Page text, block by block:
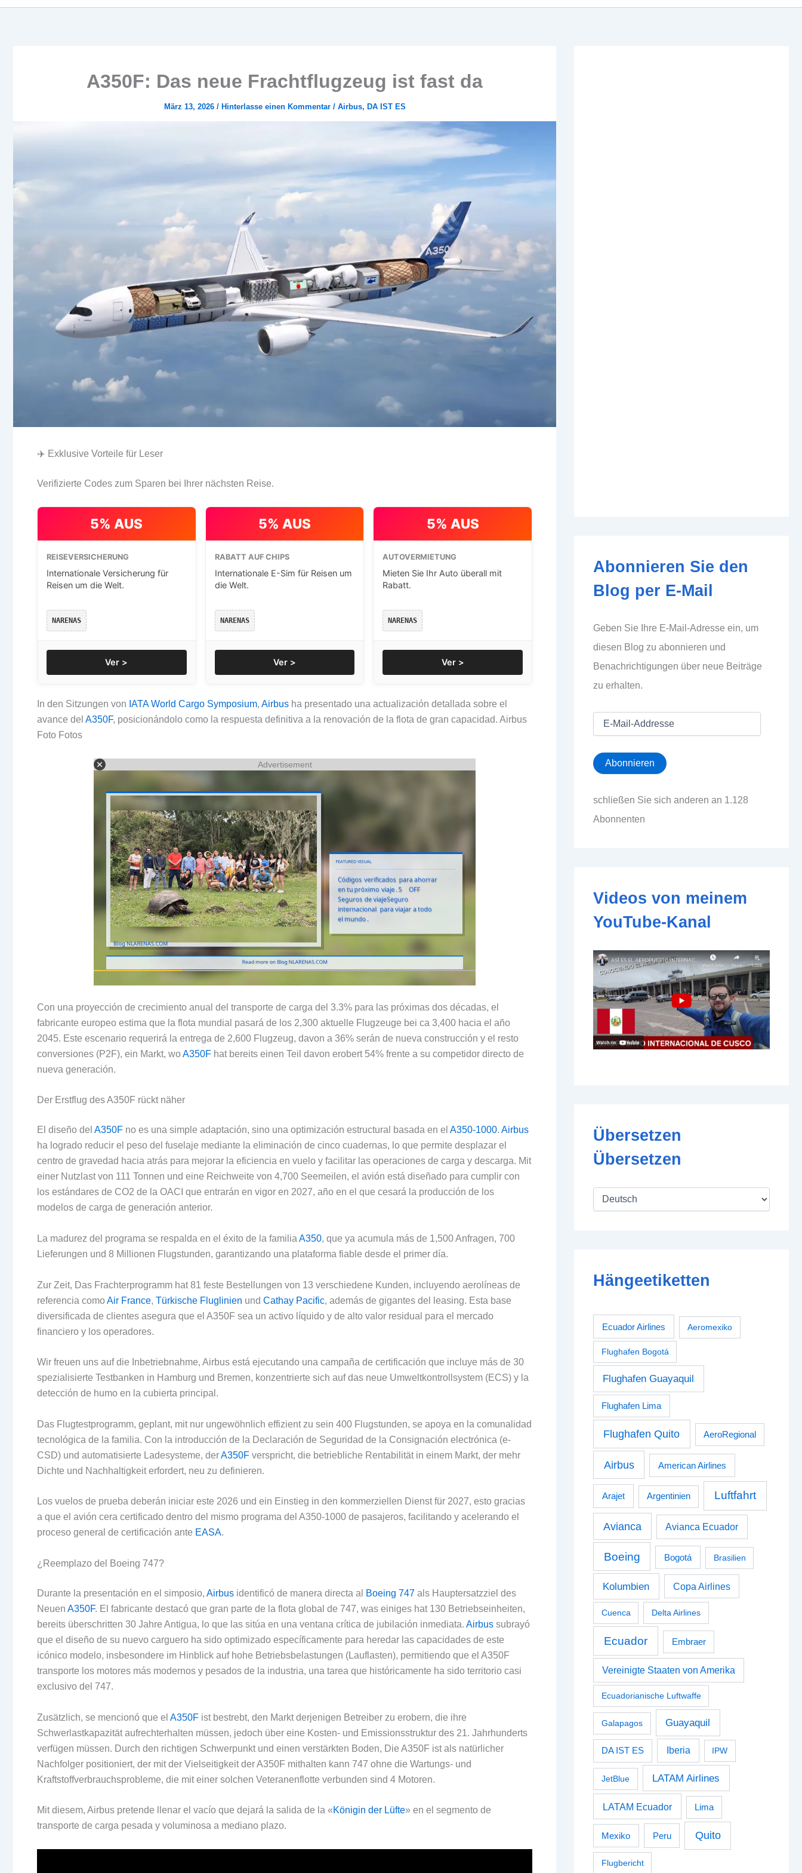
A350F: Das neue Frachtflugzeug ist fast da
März 13, 2026 / Hinterlasse einen Kommentar / Airbus, DA IST ES
✈️ Exklusive Vorteile für Leser
Verifizierte Codes zum Sparen bei Ihrer nächsten Reise.
5% AUS
REISEVERSICHERUNG
Internationale Versicherung für
Reisen um die Welt.
NARENAS
Ver >
5% AUS
RABATT AUF CHIPS
Internationale E-Sim für Reisen um
die Welt.
NARENAS
Ver >
5% AUS
AUTOVERMIETUNG
Mieten Sie Ihr Auto überall mit
Rabatt.
NARENAS
Ver >
In den Sitzungen von IATA World Cargo Symposium, Airbus ha presentado una actualización detallada sobre el
avance del A350F, posicionándolo como la respuesta definitiva a la renovación de la flota de gran capacidad. Airbus
Foto Fotos
Advertisement
Con una proyección de crecimiento anual del transporte de carga del 3.3% para las próximas dos décadas, el
fabricante europeo estima que la flota mundial pasará de los 2,300 aktuelle Flugzeuge bei ca 3,400 hacia el año
2045. Este escenario requerirá la entrega de 2,600 Flugzeug, davon a 36% serán de nueva construcción y el resto
conversiones (P2F), ein Markt, woA350F hat bereits einen Teil davon erobert 54% frente a su competidor directo de
nueva generación.
Der Erstflug des A350F rückt näher
El diseño del A350F no es una simple adaptación, sino una optimización estructural basada en el A350-1000. Airbus
ha logrado reducir el peso del fuselaje mediante la eliminación de cinco cuadernas, lo que permite desplazar el
centro de gravedad hacia atrás para mejorar la eficiencia en vuelo y facilitar las operaciones de carga y descarga. Mit
einer Nutzlast von 111 Tonnen und eine Reichweite von 4,700 Seemeilen, el avión está diseñado para cumplir con
los estándares de CO2 de la OACI que entrarán en vigor en 2027, año en el que cesará la producción de los
modelos de carga de generación anterior.
La madurez del programa se respalda en el éxito de la familia A350, que ya acumula más de 1,500 Anfragen, 700
Lieferungen und 8 Millionen Flugstunden, garantizando una plataforma fiable desde el primer día.
Zur Zeit, Das Frachterprogramm hat 81 feste Bestellungen von 13 verschiedene Kunden, incluyendo aerolíneas de
referencia comoAir France, Türkische Fluglinien und Cathay Pacific, además de gigantes del leasing. Esta base
diversificada de clientes asegura que el A350F sea un activo líquido y de alto valor residual para el mercado
financiero y los operadores.
Wir freuen uns auf die Inbetriebnahme, Airbus está ejecutando una campaña de certificación que incluye más de 30
spezialisierte Testbanken in Hamburg und Bremen, konzentrierte sich auf das neue Umweltkontrollsystem (ECS) y la
detección de humo en la cubierta principal .
Das Flugtestprogramm, geplant, mit nur ungewöhnlich effizient zu sein 400 Flugstunden, se apoya en la comunalidad
tecnológica de la familia. Con la introducción de la Declaración de Seguridad de la Consignación electrónica (e-
CSD) und automatisierte Ladesysteme, derA350F verspricht, die betriebliche Rentabilität in einem Markt, der mehr
Dichte und Nachhaltigkeit erfordert, neu zu definieren.
Los vuelos de prueba deberán iniciar este 2026 und ein Einstieg in den kommerziellen Dienst für 2027, esto gracias
a que el avión cera certificado dentro del mismo programa del A350-1000 de pasajeros, facilitando y acelerando el
proceso general de certificación ante EASA.
¿Reemplazo del Boeing 747?
Durante la presentación en el simposio, Airbus identificó de manera directa al Boeing 747 als Hauptersatzziel des
Neuen A350F. El fabricante destacó que gran parte de la flota global de 747, was einiges hat 130 Betriebseinheiten,
bereits überschritten 30 Jahre Antigua, lo que las sitúa en una ventana crítica de jubilación inmediata. Airbus subrayó
que el diseño de su nuevo carguero ha sido optimizado específicamente para heredar las capacidades de este
icónico modelo, insbesondere im Hinblick auf hohe Betriebsbelastungen (Lauflasten), permitiendo que el A350F
transporte los motores más modernos y pesados de la industria, una tarea que históricamente ha sido territorio casi
exclusivo del 747.
Zusätzlich, se mencionó que el A350F ist bestrebt, den Markt derjenigen Betreiber zu erobern, die ihre
Schwerlastkapazität aufrechterhalten müssen, jedoch über eine Kosten- und Emissionsstruktur des 21. Jahrhunderts
verfügen müssen. Durch den richtigen Schwerpunkt und einen verstärkten Boden, Die A350F ist als natürlicher
Nachfolger positioniert, der mit der Vielseitigkeit der A350F mithalten kann 747 ohne die Wartungs- und
Kraftstoffverbrauchsprobleme, die mit einer solchen Veteranenflotte verbunden sind 4 Motoren.
Mit diesem, Airbus pretende llenar el vacío que dejará la salida de la «Königin der Lüfte» en el segmento de
transporte de carga pesada y voluminosa a mediano plazo.
Abonnieren Sie den
Blog per E-Mail
Geben Sie Ihre E-Mail-Adresse ein, um
diesen Blog zu abonnieren und
Benachrichtigungen über neue Beiträge
zu erhalten.
a
i
A
d
Abonnieren
schließen Sie sich anderen an 1.128
Abonnenten
Videos von meinem
YouTube-Kanal
Übersetzen
Übersetzen
Hängeetiketten
Ecuador Airlines Aeromexiko
Flughafen Bogotá
Flughafen Guayaquil
Flughafen Lima
Flughafen Quito AeroRegional
Airbus American Airlines
Arajet Argentinien Luftfahrt
Avianca Avianca Ecuador
Boeing Bogotá Brasilien
Kolumbien Copa Airlines
Cuenca Delta Airlines
Ecuador Embraer
Vereinigte Staaten von Amerika
Ecuadorianische Luftwaffe
Galapagos Guayaquil
DA IST ES Iberia IPW
JetBlue LATAM Airlines
LATAM Ecuador Lima
Mexiko Peru Quito
Flugbericht